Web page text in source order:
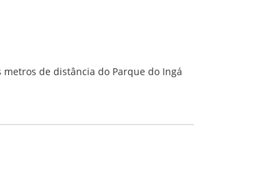
de distância do Parque do Ingá